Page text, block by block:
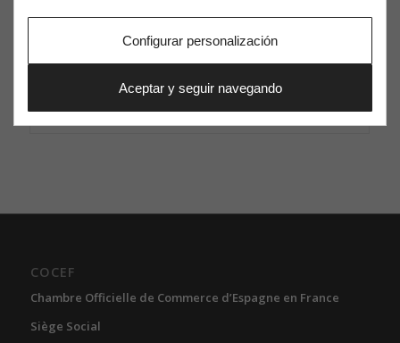
COCEF
Chambre Officielle de Commerce d’Espagne en France
Siège Social
Configurar personalización
Aceptar y seguir navegando